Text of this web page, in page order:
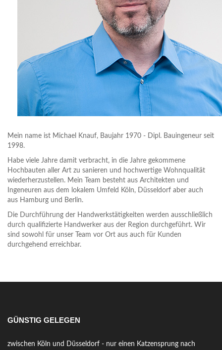
Mein name ist Michael Knauf, Baujahr 1970 - Dipl. Bauingeneur seit
1998.
Habe viele Jahre damit verbracht, in die Jahre gekommene
Hochbauten aller Art zu sanieren und hochwertige Wohnqualität
wiederherzustellen. Mein Team besteht aus Architekten und
Ingeneuren aus dem lokalem Umfeld Köln, Düsseldorf aber auch
aus Hamburg und Berlin.
Die Durchführung der Handwerkstätigkeiten werden ausschließlich
durch qualifizierte Handwerker aus der Region durchgeführt. Wir
sind sowohl für unser Team vor Ort aus auch für Kunden
durchgehend erreichbar.
GÜNSTIG GELEGEN
zwischen Köln und Düsseldorf - nur einen Katzensprung nach